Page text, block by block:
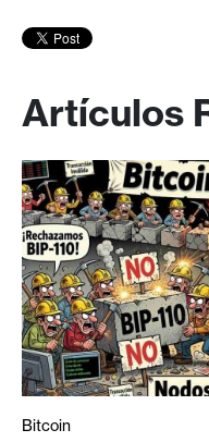
Artículos
Bitcoin